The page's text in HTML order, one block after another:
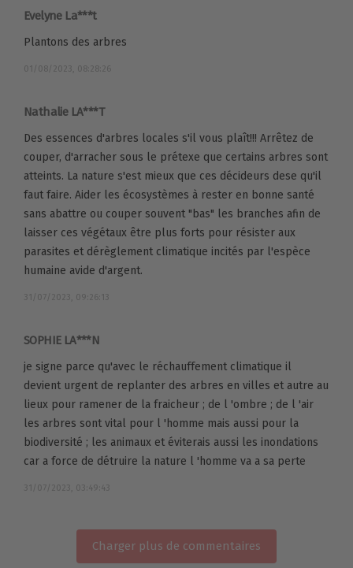
Evelyne La***t
Plantons des arbres
01/08/2023, 08:28:26
Nathalie LA***T
Des essences d'arbres locales s'il vous plaît!!! Arrêtez de
couper, d'arracher sous le prétexe que certains arbres sont
atteints. La nature s'est mieux que ces décideurs dese qu'il
faut faire. Aider les écosystèmes à rester en bonne santé
sans abattre ou couper souvent "bas" les branches afin de
laisser ces végétaux être plus forts pour résister aux
parasites et dérèglement climatique incités par l'espèce
humaine avide d'argent.
31/07/2023, 09:26:13
SOPHIE LA***N
je signe parce qu'avec le réchauffement climatique il
devient urgent de replanter des arbres en villes et autre au
lieux pour ramener de la fraicheur ; de l 'ombre ; de l 'air
les arbres sont vital pour l 'homme mais aussi pour la
biodiversité ; les animaux et éviterais aussi les inondations
car a force de détruire la nature l 'homme va a sa perte
31/07/2023, 03:49:43
Charger plus de commentaires